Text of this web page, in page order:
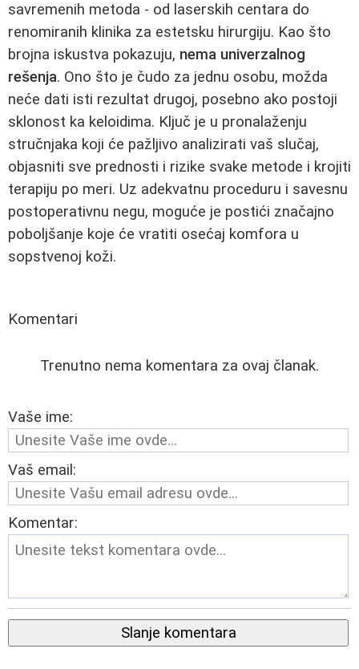
savremenih metoda - od laserskih centara do
renomiranih klinika za estetsku hirurgiju. Kao što
brojna iskustva pokazuju, nema univerzalnog
rešenja. Ono što je čudo za jednu osobu, možda
neće dati isti rezultat drugoj, posebno ako postoji
sklonost ka keloidima. Ključ je u pronalaženju
stručnjaka koji će pažljivo analizirati vaš slučaj,
objasniti sve prednosti i rizike svake metode i krojiti
terapiju po meri. Uz adekvatnu proceduru i savesnu
postoperativnu negu, moguće je postići značajno
poboljšanje koje će vratiti osećaj komfora u
sopstvenoj koži.
Komentari
Trenutno nema komentara za ovaj članak.
Vaše ime:
Vaš email:
Komentar:
Slanje komentara